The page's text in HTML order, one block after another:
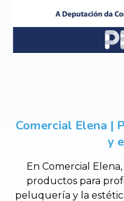
Comercial Elena |
y
En Comercial
productos para
peluquería y la